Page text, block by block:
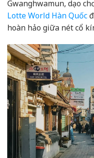
Gwanghwamun, dạo
Lotte World Hàn Quốc
hoàn hảo giữa nét cổ